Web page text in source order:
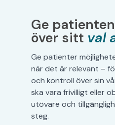
Ge
över sitt val
Ge patienter
när det är relevant –
och kontroll över sin
ska vara frivilligt eller
utövare och
steg.